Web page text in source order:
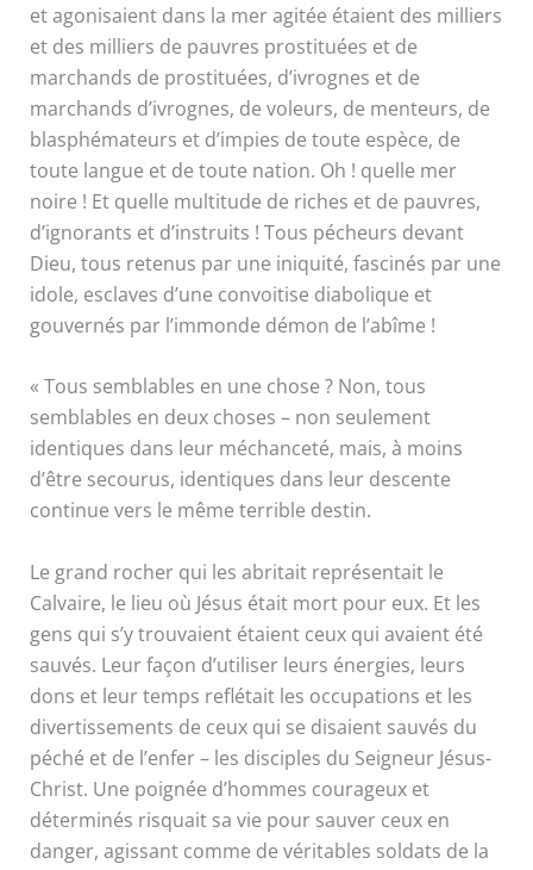
et agonisaient dans la mer agitée étaient des milliers
et des milliers de pauvres prostituées et de
marchands de prostituées, d’ivrognes et de
marchands d’ivrognes, de voleurs, de menteurs, de
blasphémateurs et d’impies de toute espèce, de
toute langue et de toute nation. Oh ! quelle mer
noire ! Et quelle multitude de riches et de pauvres,
d’ignorants et d’instruits ! Tous pécheurs devant
Dieu, tous retenus par une iniquité, fascinés par une
idole, esclaves d’une convoitise diabolique et
gouvernés par l’immonde démon de l’abîme !
« Tous semblables en une chose ? Non, tous
semblables en deux choses – non seulement
identiques dans leur méchanceté, mais, à moins
d’être secourus, identiques dans leur descente
continue vers le même terrible destin.
Le grand rocher qui les abritait représentait le
Calvaire, le lieu où Jésus était mort pour eux. Et les
gens qui s’y trouvaient étaient ceux qui avaient été
sauvés. Leur façon d’utiliser leurs énergies, leurs
dons et leur temps reflétait les occupations et les
divertissements de ceux qui se disaient sauvés du
péché et de l’enfer – les disciples du Seigneur Jésus-
Christ. Une poignée d’hommes courageux et
déterminés risquait sa vie pour sauver ceux en
danger, agissant comme de véritables soldats de la